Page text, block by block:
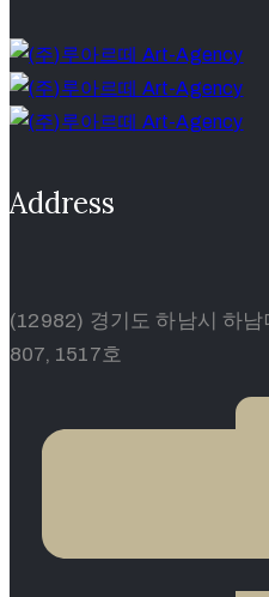
Address
(12982) 경기도 하남시 하
807, 1517호